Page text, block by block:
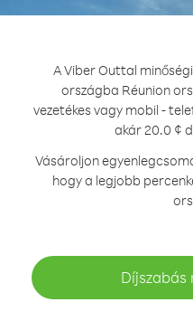
A Viber Outtal
országba Réunion
vezetékes vagy mobil -
akár 20.0 ¢
Vásároljon
hogy a legjobb
Díjszabás